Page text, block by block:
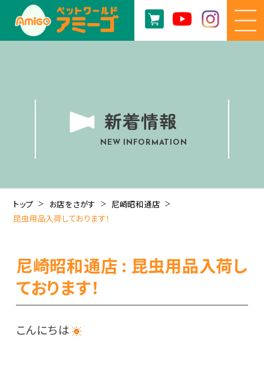
新着情報
NEW INFORMATION
トップ お店をさがす
尼崎昭和通店
昆虫用品入荷しております！
尼崎昭和通店 : 昆虫用品入荷し
ております！
こんにちは